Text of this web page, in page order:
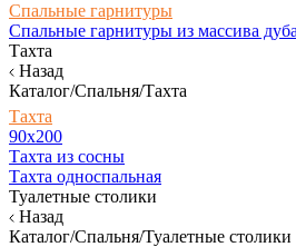
Спальные гарнитуры
Спальные гарнитуры из массива дуба
Тахта
Назад
Каталог/Спальня/Тахта
Тахта
90х200
Тахта из сосны
Тахта односпальная
Туалетные столики
Назад
Каталог/Спальня/Туалетные столики